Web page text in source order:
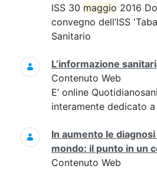
ISS 30 maggio 2016
convegno dell’ISS
Sanitario
L’informazione
Contenuto Web
E’ online
interamente dedicato
In aumento le
mondo: il punto in un
Contenuto Web